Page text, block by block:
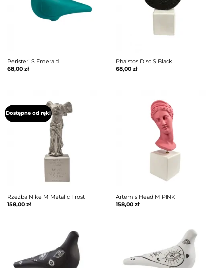
Peristeri S Emerald
68,00 zł
Phaistos Disc S Black
68,00 zł
Dostępne od ręki
Rzeźba Nike M Metalic Frost
158,00 zł
Artemis Head M PINK
158,00 zł